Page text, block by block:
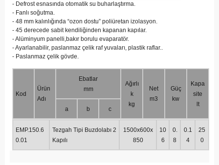
- Defrost esnasında otomatik su buharlaştırma.
- Fanlı soğutma.
- 48 mm kalınlığında “ozon dostu” poliüretan izolasyon.
- 45 derecede sabit kendiliğinden kapanan kapılar.
- Alüminyum panelli,bakır borulu evaparatör.
- Ayarlanabilir, paslanmaz çelik raf yuvaları, plastik raflar..
- Paslanmaz çelik gövde.
Kod
Ürün
Adı
Ebatlar
mm
Ağırlı
k
kg
Net
m3
Güç
kw
Kapa
site
lt
a b c
EMP.150.6
0.01
Tezgah Tipi Buzdolabı 2
Kapılı
1500x600x
850
10
6
0.
8
0.1
4
25
0